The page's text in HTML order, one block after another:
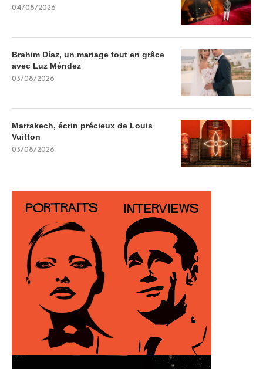
04/08/2026
Brahim Díaz, un mariage tout en grâce
avec Luz Méndez
03/08/2026
Marrakech, écrin précieux de Louis
Vuitton
03/08/2026